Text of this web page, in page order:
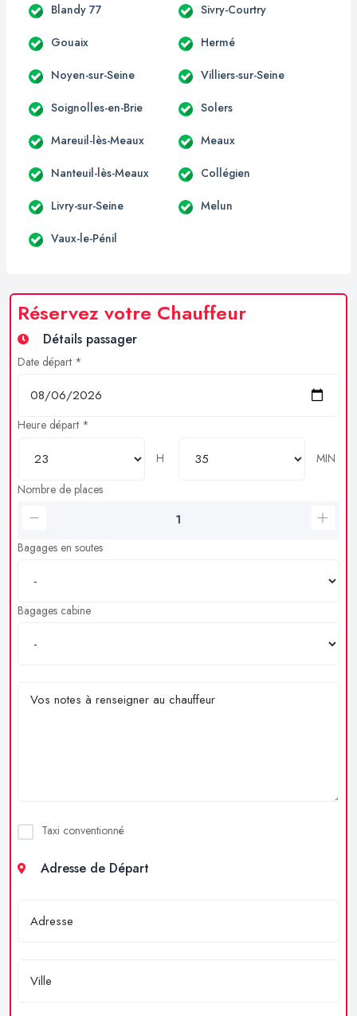
Blandy 77 Sivry-Courtry
Gouaix Hermé
Noyen-sur-Seine Villiers-sur-Seine
Soignolles-en-Brie Solers
Mareuil-lès-Meaux Meaux
Nanteuil-lès-Meaux Collégien
Livry-sur-Seine Melun
Vaux-le-Pénil
Réservez votre Chauffeur
Détails passager
Date départ *
Heure départ *
H
MIN
Nombre de places
Bagages en soutes
Bagages cabine
Taxi conventionné
Adresse de Départ